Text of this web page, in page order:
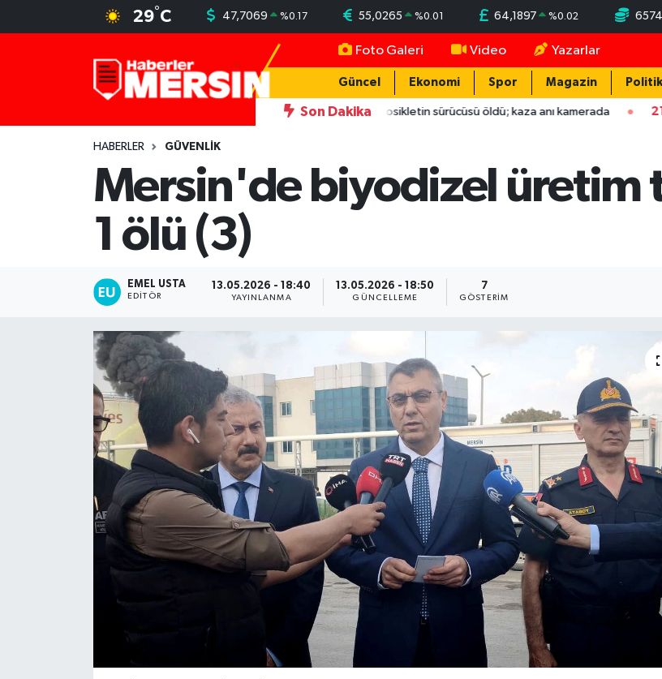
29°C 47,7069 %0.17 55,0265 %0.01 64,1897 %0.02
Foto Galeri Video Yazarlar
Güncel Ekonomi Spor Magazin
Son Dakika
Otomobil ve hafif ticari araçla çarpışan motosikletin sürücüsü öldü; kaza anı kamerada 21:04 ATSO
HABERLER GÜVENLIK
Mersin'de biyodizel üretim
1 ölü (3)
EMEL USTA
EDITÖR
13.05.2026 - 18:40
YAYINLANMA
13.05.2026 - 18:50
GÜNCELLEME
7
GÖSTERIM
Mersin Nöbetçi Eczaneler
Mersin Hava Durumu
Mersin Trafik Yoğunluk Haritası
Süper Lig Puan Durumu ve Fikstür
Tüm Manşetler
Haber Arşivi